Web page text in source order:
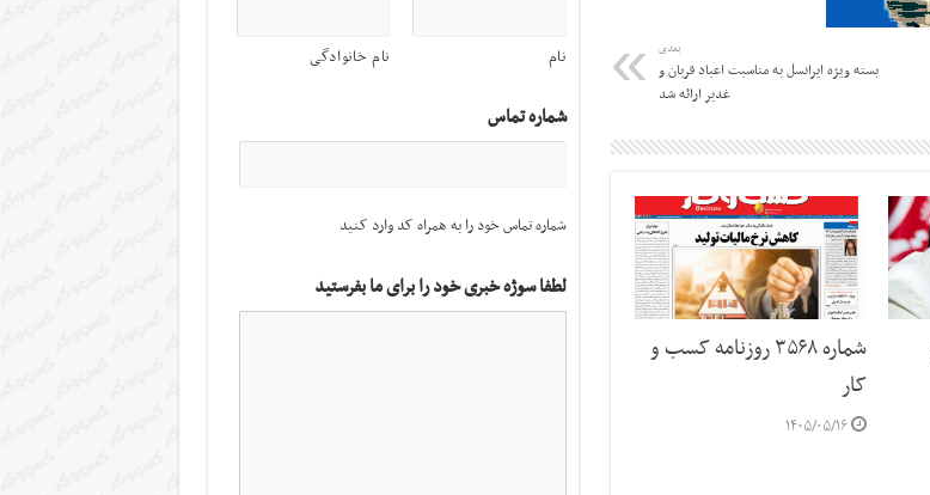
بعدی
بسته ویژه ایرانسل به مناسبت اعیاد قربان و
غدیر ارائه شد
شماره ۳۵۶۸ روزنامه کسب و
کار
۱۴۰۵/۰۵/۱۶
نام نام خانوادگی
شماره تماس
شماره تماس خود را به همراه کد وارد کنید
لطفا سوژه خبری خود را برای ما بفرستید